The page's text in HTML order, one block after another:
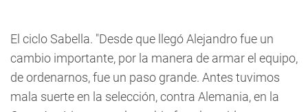
El ciclo Sabella. "Desde que llegó Alejandro fue un
cambio importante, por la manera de armar el equipo,
de ordenarnos, fue un paso grande. Antes tuvimos
mala suerte en la selección, contra Alemania, en la